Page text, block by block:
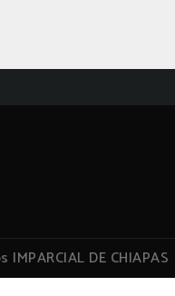
DE CHIAPAS